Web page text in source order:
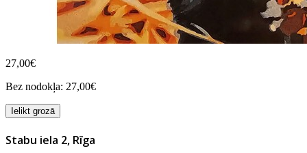
27,00€
Bez nodokļa: 27,00€
Ielikt grozā
Stabu iela 2, Rīga